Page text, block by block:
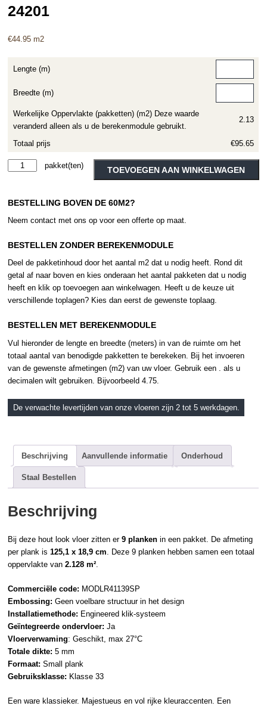
24201
€44.95 m2
Lengte (m)
Breedte (m)
Werkelijke Oppervlakte (pakketten) (m2) Deze waarde
veranderd alleen als u de berekenmodule gebruikt.
2.13
Totaal prijs €95.65
Moduleo
Oak
24201
TOEVOEGEN AAN WINKELWAGEN
Alternative:
BESTELLING BOVEN DE 60M2?
Neem contact met ons op voor een offerte op maat.
BESTELLEN ZONDER BEREKENMODULE
Deel de pakketinhoud door het aantal m2 dat u nodig heeft. Rond dit
getal af naar boven en kies onderaan het aantal pakketen dat u nodig
heeft en klik op toevoegen aan winkelwagen. Heeft u de keuze uit
verschillende toplagen? Kies dan eerst de gewenste toplaag.
BESTELLEN MET BEREKENMODULE
Vul hieronder de lengte en breedte (meters) in van de ruimte om het
totaal aantal van benodigde pakketten te berekeken. Bij het invoeren
van de gewenste afmetingen (m2) van uw vloer. Gebruik een . als u
decimalen wilt gebruiken. Bijvoorbeeld 4.75.
De verwachte levertijden van onze vloeren zijn 2 tot 5 werkdagen.
Beschrijving Aanvullende informatie Onderhoud
Staal Bestellen
Beschrijving
Bij deze hout look vloer zitten er9 planken in een pakket. De afmeting
per plank is125,1 x 18,9 cm . Deze 9 planken hebben samen een totaal
oppervlakte van2.128 m²
Commerciële code: MODLR41139SP
Embossing:Geen voelbare structuur in het design
Installatiemethode: Engineered klik-systeem
Geïntegreerde ondervloer: Ja
Vloerverwaming: Geschikt, max 27°C
Totale dikte: 5 mm
Formaat: Small plank
Gebruiksklasse: Klasse 33
Een ware klassieker. Majestueus en vol rijke kleuraccenten. Een